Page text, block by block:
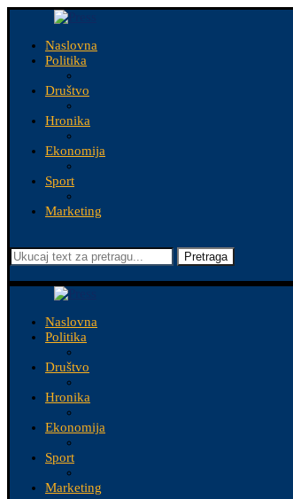
Naslovna
Politika
Društvo
Hronika
Ekonomija
Sport
Marketing
Pretraga
Naslovna
Politika
Društvo
Hronika
Ekonomija
Sport
Marketing